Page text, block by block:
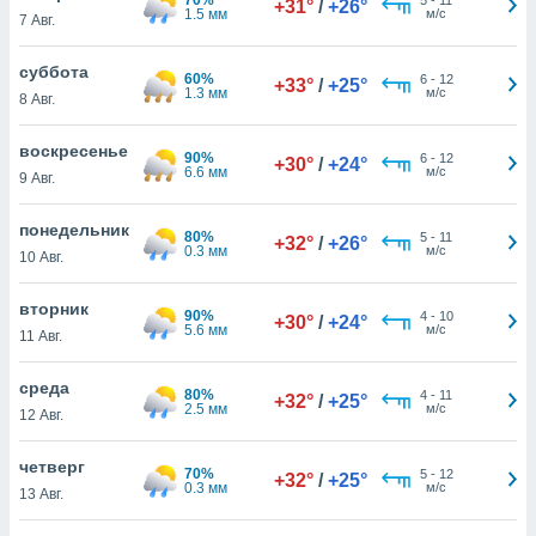
действия
рекламу
нашей
cookie
cookie
в
нашего
7 Авг.
1.5 мм
+31° / +26°
м/с
суббота
8 Авг.
60%
1.3 мм
+33° / +25° 6- 12
м/с
воскресенье
9 Авг.
90%
6.6 мм
+30° / +24° 6- 12
м/с
понедельник
10 Авг.
80%
0.3 мм
+32° / +26° 5- 11
м/с
вторник
11 Авг.
90%
5.6 мм
+30° / +24° 4- 10
м/с
среда
12 Авг.
80%
2.5 мм
+32° / +25° 4- 11
м/с
четверг
13 Авг.
70%
0.3 мм
+32° / +25° 5- 12
м/с